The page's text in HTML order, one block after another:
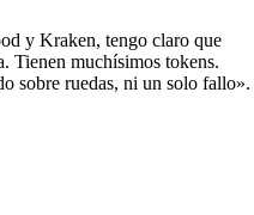
y Kraken, tengo claro que
Tienen muchísimos tokens.
sobre ruedas, ni un solo fallo».